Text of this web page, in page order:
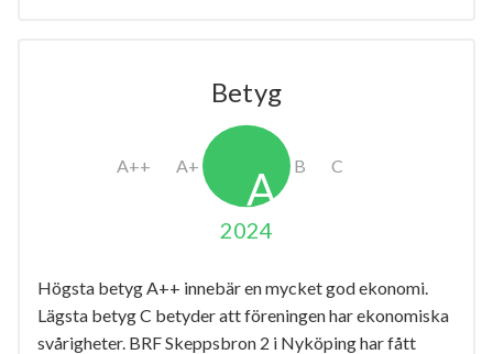
Betyg
2024
Högsta betyg A++ innebär en mycket god ekonomi.
Lägsta betyg C betyder att föreningen har ekonomiska
svårigheter. BRF Skeppsbron 2 i Nyköping har fått